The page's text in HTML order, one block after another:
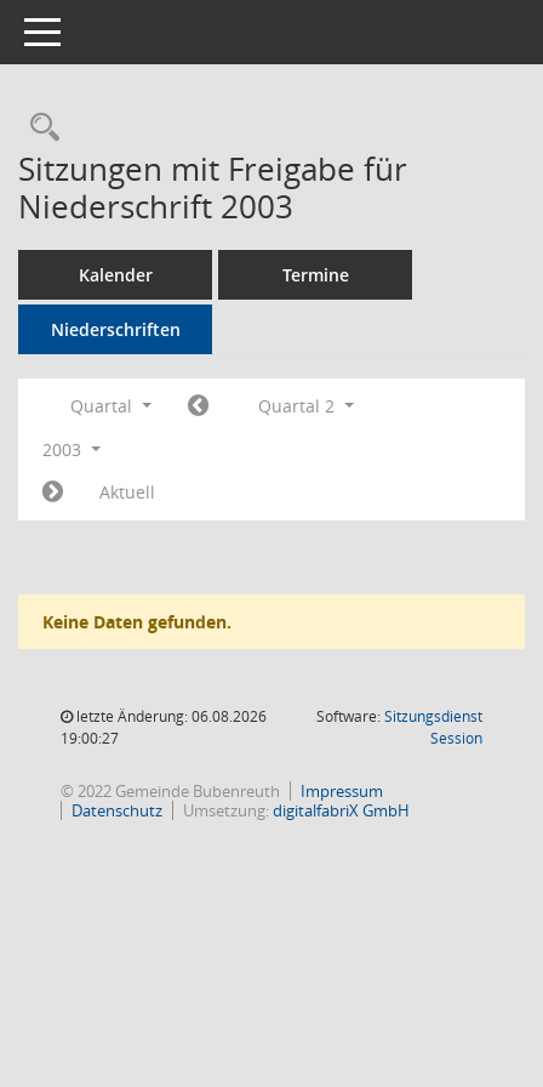
Toggle navigation
Rechercheauswahl
Sitzungen mit Freigabe für
Niederschrift 2003
Kalender Termine
Niederschriften
Quartal
Quartal 2
2003
Aktuell
Keine Daten gefunden.
letzte Änderung: 06.08.2026
19:00:27
Software:Sitzungsdienst
Session(Wird in
© 2022 Gemeinde Bubenreuth
Impressum
Datenschutz
Umsetzung:digitalfabriX GmbH